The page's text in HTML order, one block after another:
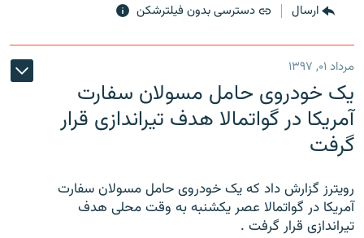
ارسال دسترسی بدون فیلترشکن
مرداد ۰۱, ۱۳۹۷
یک خودروی حامل مسولان سفارت
آمریکا در گواتمالا هدف تیراندازی قرار
گرفت
رویترز گزارش داد که یک خودروی حامل مسولان سفارت
آمریکا در گواتمالا عصر یکشنبه به وقت محلی هدف
تیراندازی قرار گرفت .